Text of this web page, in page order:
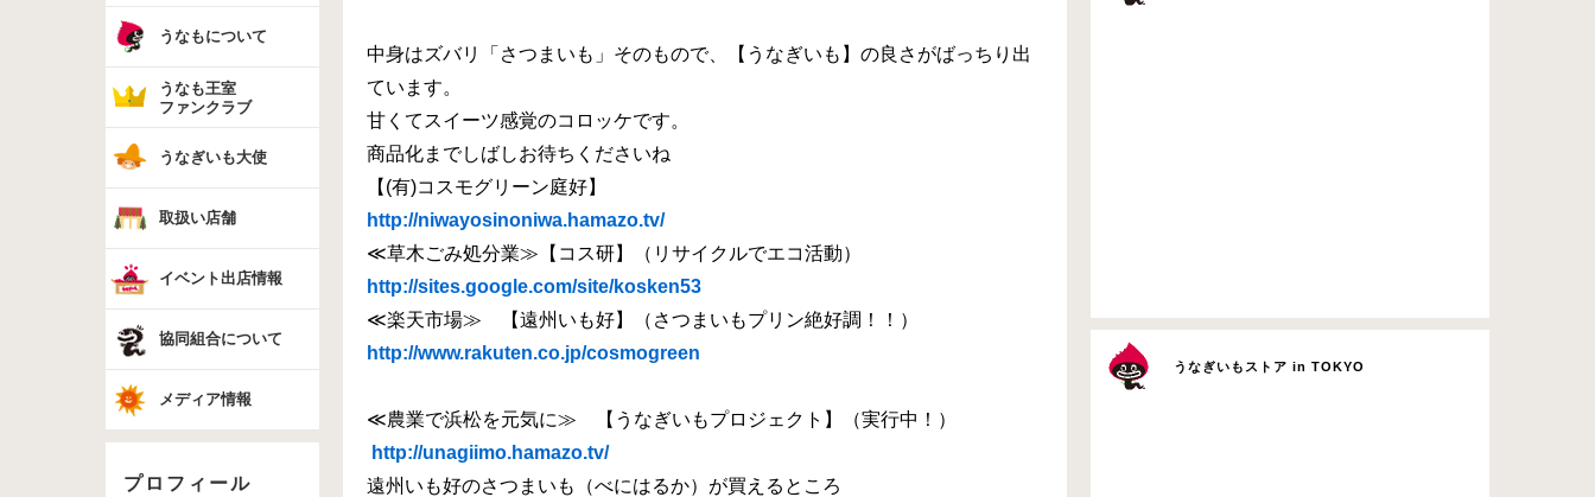
うなもについて
うなも王室
ファンクラブ
うなぎいも大使
取扱い店舗
イベント出店情報
協同組合について
メディア情報
プロフィール
中身はズバリ「さつまいも」そのもので、【うなぎいも】の良さがばっちり出
ています。
甘くてスイーツ感覚のコロッケです。
商品化までしばしお待ちくださいね
【(有)コスモグリーン庭好】
http://niwayosinoniwa.hamazo.tv/
≪草木ごみ処分業≫【コス研】（リサイクルでエコ活動）
http://sites.google.com/site/kosken53
≪楽天市場≫ 【遠州いも好】（さつまいもプリン絶好調！！）
http://www.rakuten.co.jp/cosmogreen
≪農業で浜松を元気に≫ 【うなぎいもプロジェクト】（実行中！）
http://unagiimo.hamazo.tv/
遠州いも好のさつまいも（べにはるか）が買えるところ
うなぎいもストア in TOKYO